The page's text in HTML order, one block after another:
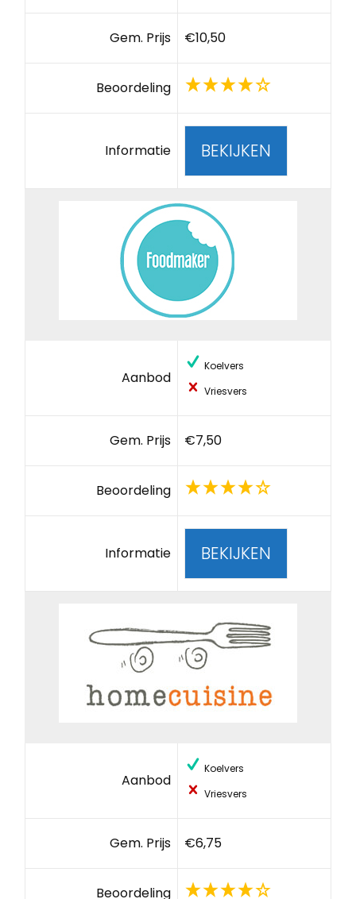
Gem. Prijs €10,50
Beoordeling
Informatie BEKIJKEN
Aanbod
Koelvers
Vriesvers
Gem. Prijs €7,50
Beoordeling
Informatie BEKIJKEN
Aanbod
Koelvers
Vriesvers
Gem. Prijs €6,75
Beoordeling